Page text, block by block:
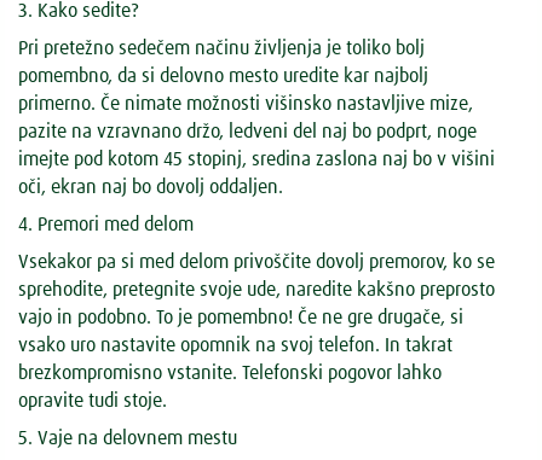
3. Kako sedite?
Pri pretežno sedečem načinu življenja je toliko bolj
pomembno, da si delovno mesto uredite kar najbolj
primerno. Če nimate možnosti višinsko nastavljive mize,
pazite na vzravnano držo, ledveni del naj bo podprt, noge
imejte pod kotom 45 stopinj, sredina zaslona naj bo v višini
oči, ekran naj bo dovolj oddaljen.
4. Premori med delom
Vsekakor pa si med delom privoščite dovolj premorov, ko se
sprehodite, pretegnite svoje ude, naredite kakšno preprosto
vajo in podobno. To je pomembno! Če ne gre drugače, si
vsako uro nastavite opomnik na svoj telefon. In takrat
brezkompromisno vstanite. Telefonski pogovor lahko
opravite tudi stoje.
5. Vaje na delovnem mestu